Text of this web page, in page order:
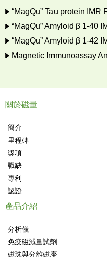
“MagQu” Tau protein IMR
“MagQu” Amyloid β 1-40
“MagQu” Amyloid β 1-42
Magnetic Immunoassay
關於磁量
簡介
里程碑
獎項
職缺
專利
認證
產品介紹
分析儀
免疫磁減量試劑
磁珠與分離磁座